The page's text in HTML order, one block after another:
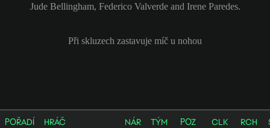
Jude Bellingham, Federico Valverde and Irene Paredes.
Při skluzech zastavuje míč u nohou
POŘADÍ HRÁČ NÁR TÝM POZ CLK RCH